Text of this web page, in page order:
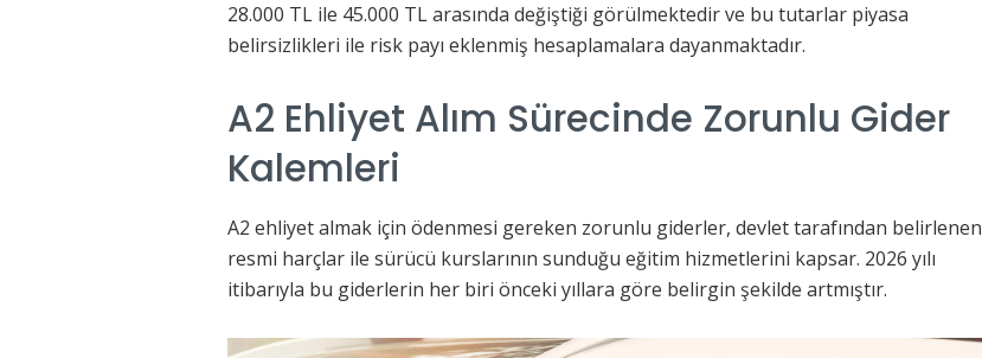
28.000 TL ile 45.000 TL arasında değiştiği görülmektedir ve bu tutarlar piyasa
belirsizlikleri ile risk payı eklenmiş hesaplamalara dayanmaktadır.
A2 Ehliyet Alım Sürecinde Zorunlu Gider
Kalemleri
A2 ehliyet almak için ödenmesi gereken zorunlu giderler, devlet tarafından belirlenen
resmi harçlar ile sürücü kurslarının sunduğu eğitim hizmetlerini kapsar. 2026 yılı
itibarıyla bu giderlerin her biri önceki yıllara göre belirgin şekilde artmıştır.